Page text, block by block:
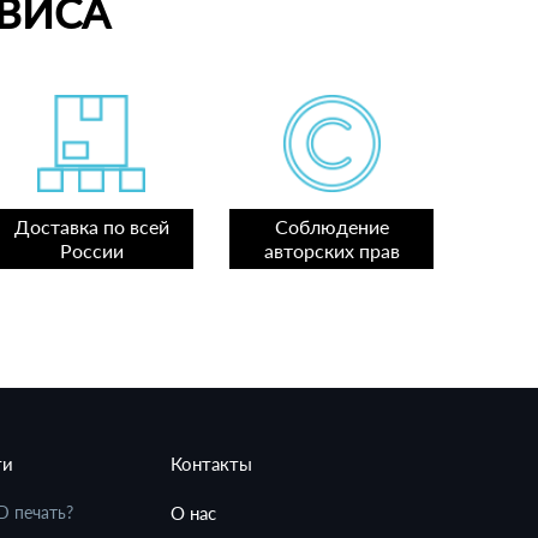
Доставка по всей
России
Соблюдение
авторских прав
печать?
Контакты
О нас